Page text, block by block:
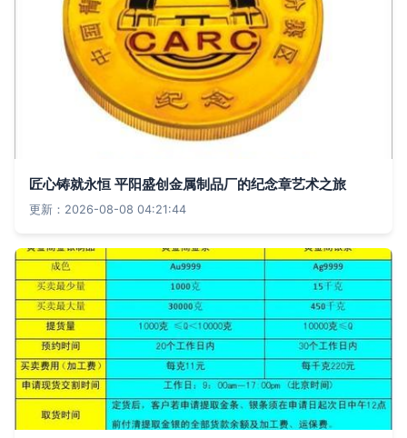
匠心铸就永恒 平阳盛创金属制品厂的纪念章艺术之旅
更新：2026-08-08 04:21:44